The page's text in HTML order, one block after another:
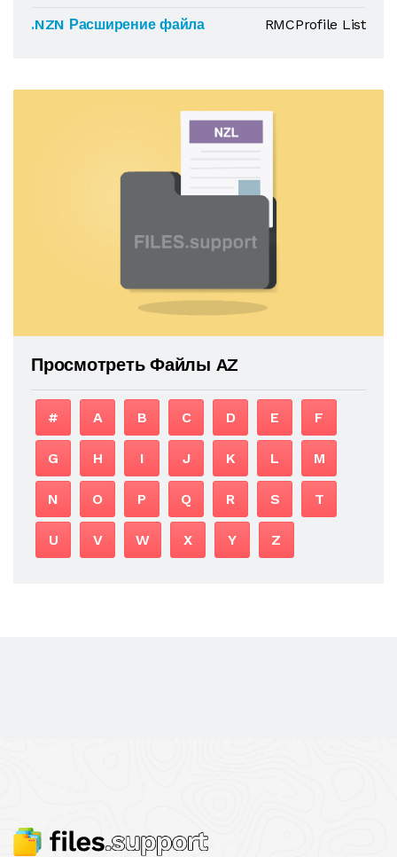
.NZN Расширение файла
RMCProfile List
Просмотреть Файлы AZ
# A B C D E F
G H I J K L M
N O P Q R S T
U V W X Y Z